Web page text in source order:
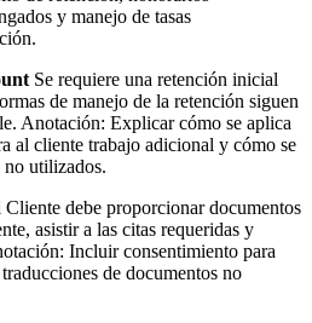
y manejo de tasas
Se requiere una retención inicial
de manejo de la retención siguen
Anotación: Explicar cómo se aplica
al cliente trabajo adicional y cómo se
no utilizados.
Cliente debe proporcionar documentos
asistir a las citas requeridas y
Incluir consentimiento para
de documentos no